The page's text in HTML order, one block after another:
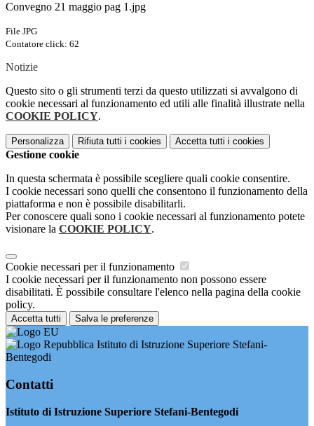
Convegno 21 maggio pag 1.jpg
File JPG
Contatore click: 62
Notizie
Questo sito o gli strumenti terzi da questo utilizzati si avvalgono di
cookie necessari al funzionamento ed utili alle finalità illustrate nella
COOKIE POLICY.
Personalizza Rifiuta tutti i cookies Accetta tutti i cookies
Gestione cookie
In questa schermata è possibile scegliere quali cookie consentire.
I cookie necessari sono quelli che consentono il funzionamento della
piattaforma e non è possibile disabilitarli.
Per conoscere quali sono i cookie necessari al funzionamento potete
visionare la COOKIE POLICY.
Cookie necessari per il funzionamento
I cookie necessari per il funzionamento non possono essere
disabilitati. È possibile consultare l'elenco nella pagina della cookie
policy.
Accetta tutti Salva le preferenze
Istituto di Istruzione Superiore Stefani-
Bentegodi
Contatti
Istituto di Istruzione Superiore Stefani-Bentegodi